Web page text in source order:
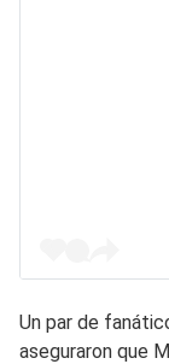
Un par de
aseguraron que